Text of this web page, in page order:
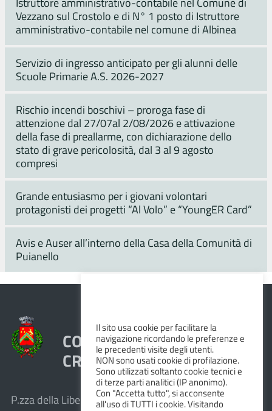
Vezzano sul Crostolo e di N° 1 posto di Istruttore
amministrativo-contabile nel comune di Albinea
Servizio di ingresso anticipato per gli alunni delle
Scuole Primarie A.S. 2026-2027
Rischio incendi boschivi – proroga fase di
attenzione dal 27/07al 2/08/2026 e attivazione
della fase di preallarme, con dichiarazione dello
stato di grave pericolosità, dal 3 al 9 agosto
compresi
Grande entusiasmo per i giovani volontari
protagonisti dei progetti “Al Volo” e “YoungER Card”
Avis e Auser all’interno della Casa della Comunità di
Puianello
COMUNE DI VEZZANO SUL
CROSTOLO
P.zza della Libertà, 1 – 42030 Vezzano sul Crostolo
Il sito usa cookie per facilitare la
navigazione ricordando le preferenze e
le precedenti visite degli utenti.
NON sono usati cookie di profilazione.
Sono utilizzati soltanto cookie tecnici e
di terze parti analitici (IP anonimo).
Con "Accetta tutto", si acconsente
all'uso di TUTTI i cookie. Visitando